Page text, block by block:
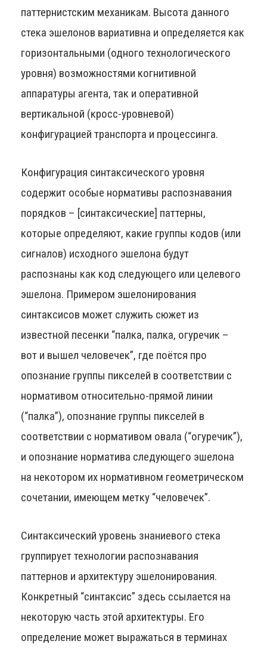
паттернистским механикам. Высота данного
стека эшелонов вариативна и определяется как
горизонтальными (одного технологического
уровня) возможностями когнитивной
аппаратуры агента, так и оперативной
вертикальной (кросс-уровневой)
конфигурацией транспорта и процессинга.
Конфигурация синтаксического уровня
содержит особые нормативы распознавания
порядков – [синтаксические] паттерны,
которые определяют, какие группы кодов (или
сигналов) исходного эшелона будут
распознаны как код следующего или целевого
эшелона. Примером эшелонирования
синтаксисов может служить сюжет из
известной песенки “палка, палка, огуречик –
вот и вышел человечек”, где поётся про
опознание группы пикселей в соответствии с
нормативом относительно-прямой линии
(“палка”), опознание группы пикселей в
соответствии с нормативом овала (“огуречик”),
и опознание норматива следующего эшелона
на некотором их нормативном геометрическом
сочетании, имеющем метку “человечек”.
Синтаксический уровень знаниевого стека
группирует технологии распознавания
паттернов и архитектуру эшелонирования.
Конкретный “синтаксис” здесь ссылается на
некоторую часть этой архитектуры. Его
определение может выражаться в терминах